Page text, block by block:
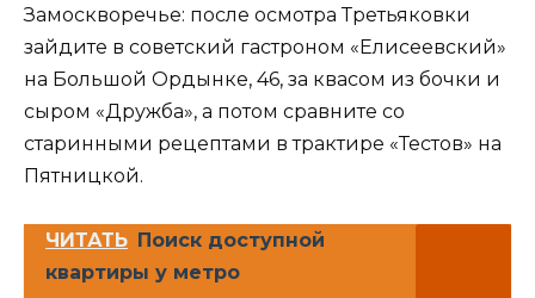
Замоскворечье: после осмотра Третьяковки
зайдите в советский гастроном «Елисеевский»
на Большой Ордынке, 46, за квасом из бочки и
сыром «Дружба», а потом сравните со
старинными рецептами в трактире «Тестов» на
Пятницкой.
ЧИТАТЬ Поиск доступной
квартиры у метро